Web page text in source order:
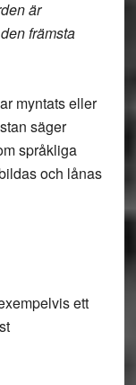
är
främsta
myntats eller
säger
språkliga
och lånas
ett